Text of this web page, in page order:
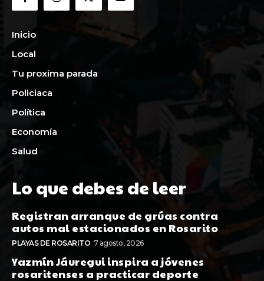
Inicio
Local
Tu proxima parada
Policiaca
Política
Economía
Salud
Lo que debes de leer
Registran arranque de grúas contra
autos mal estacionados en Rosarito
PLAYAS DE ROSARITO 7 agosto, 2026
Yazmín Jáuregui inspira a jóvenes
rosaritenses a practicar deporte